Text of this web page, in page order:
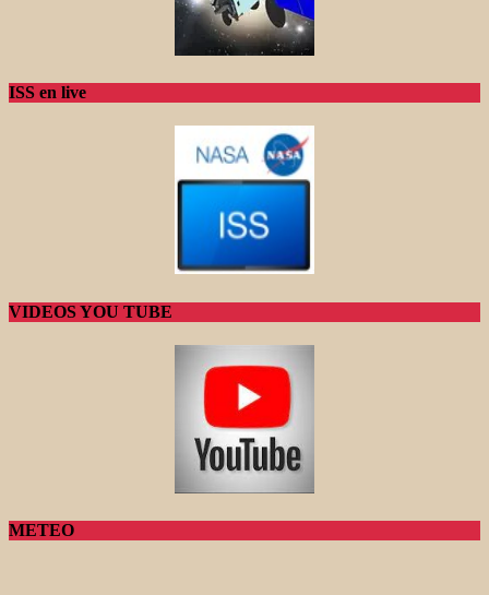
ISS en live
VIDEOS YOU TUBE
METEO